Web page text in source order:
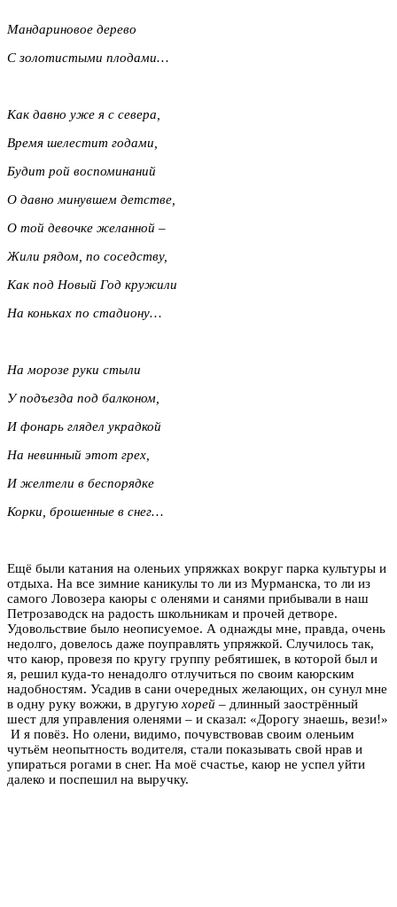
Мандариновое дерево
С золотистыми плодами…
Как давно уже я с севера,
Время шелестит годами,
Будит рой воспоминаний
О давно минувшем детстве,
О той девочке желанной –
Жили рядом, по соседству,
Как под Новый Год кружили
На коньках по стадиону…
На морозе руки стыли
У подъезда под балконом,
И фонарь глядел украдкой
На невинный этот грех,
И желтели в беспорядке
Корки, брошенные в снег…
Ещё были катания на оленьих упряжках вокруг парка культуры и
отдыха. На все зимние каникулы то ли из Мурманска, то ли из
самого Ловозера каюры с оленями и санями прибывали в наш
Петрозаводск на радость школьникам и прочей детворе.
Удовольствие было неописуемое. А однажды мне, правда, очень
недолго, довелось даже поуправлять упряжкой. Случилось так,
что каюр, провезя по кругу группу ребятишек, в которой был и
я, решил куда-то ненадолго отлучиться по своим каюрским
надобностям. Усадив в сани очередных желающих, он сунул мне
в одну руку вожжи, в другую хорей – длинный заострённый
шест для управления оленями – и сказал: «Дорогу знаешь, вези!»
И я повёз. Но олени, видимо, почувствовав своим оленьим
чутьём неопытность водителя, стали показывать свой нрав и
упираться рогами в снег. На моё счастье, каюр не успел уйти
далеко и поспешил на выручку.